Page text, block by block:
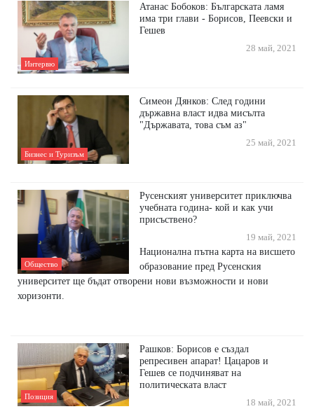
Интервю
Атанас Бобоков: Българската ламя
има три глави - Борисов, Пеевски и
Гешев
28 май, 2021
Бизнес и Туризъм
Симеон Дянков: След години
държавна власт идва мисълта
"Държавата, това съм аз"
25 май, 2021
Общество
Русенският университет приключва
учебната година- кой и как учи
присъствено?
19 май, 2021
Национална пътна карта на висшето
образование пред Русенския
университет ще бъдат отворени нови възможности и нови
хоризонти.
Позиция
Рашков: Борисов е създал
репресивен апарат! Цацаров и
Гешев се подчиняват на
политическата власт
18 май, 2021